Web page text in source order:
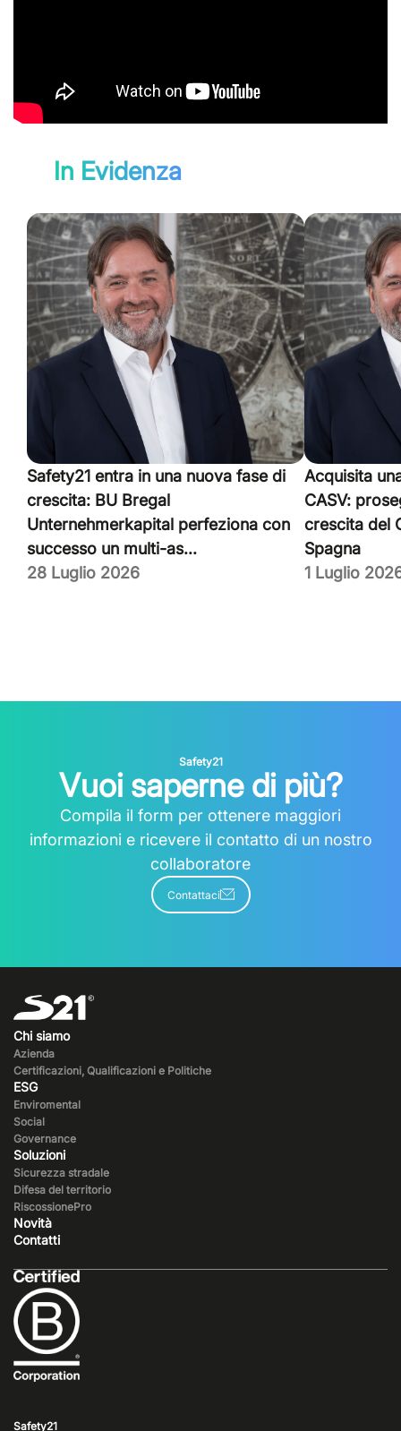
In Evidenza
Safety21 entra in una nuova fase di
crescita: BU Bregal
Unternehmerkapital perfeziona con
successo un multi-as...
28 Luglio 2026
Acquisita
CASV:
crescita del
Spagna
1 Luglio
Safety21
Vuoi saperne di più?
Compila il form per ottenere maggiori
informazioni e ricevere il contatto di un nostro
collaboratore
Contattaci
Chi siamo
Azienda
Certificazioni, Qualificazioni e Politiche
ESG
Enviromental
Social
Governance
Soluzioni
Sicurezza stradale
Difesa del territorio
RiscossionePro
Novità
Contatti
Safety21